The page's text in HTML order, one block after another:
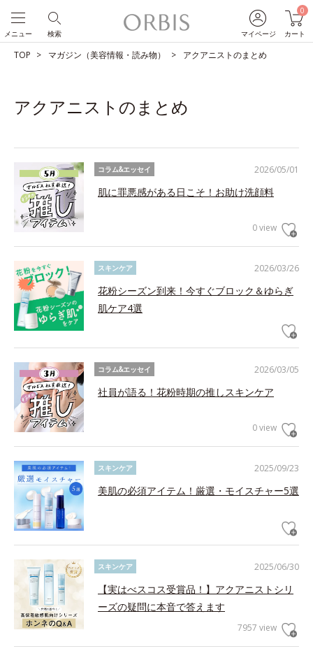
マイページ
0
カート
検索
メニュー
TOP マガジン（美容情報・読み物） アクアニストのまとめ
アクアニストのまとめ
2026/05/01
コラム&エッセイ
肌に罪悪感がある日こそ！お助け洗顔料
0 view
2026/03/26
スキンケア
花粉シーズン到来！今すぐブロック＆ゆらぎ
肌ケア4選
2026/03/05
コラム&エッセイ
社員が語る！花粉時期の推しスキンケア
0 view
2025/09/23
スキンケア
美肌の必須アイテム！厳選・モイスチャー5選
2025/06/30
スキンケア
【実はべスコス受賞品！】アクアニストシリ
ーズの疑問に本音で答えます
7957 view